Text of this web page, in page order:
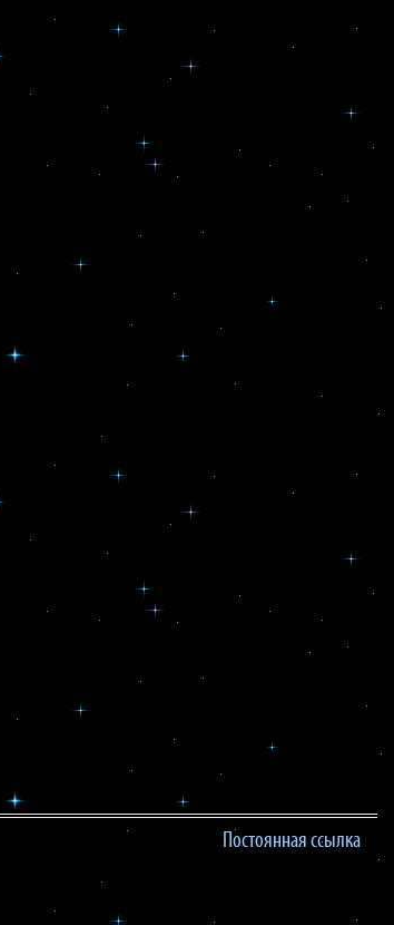
Постоянная ссылка